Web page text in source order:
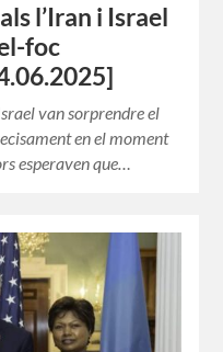
l’Iran i Israel
foc
van sorprendre el
en el moment
esperaven que…